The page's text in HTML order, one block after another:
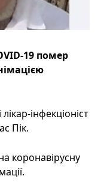
19 помер
інфекціоніст
Пік.
коронавірусну